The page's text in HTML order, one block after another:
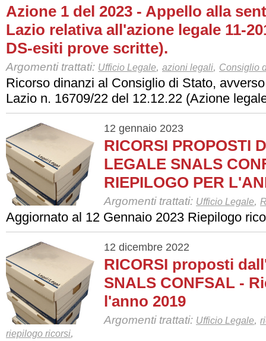
Azione 1 del 2023 - Appello alla
Lazio relativa all'azione legale 11-
DS-esiti prove scritte).
Argomenti trattati: Ufficio Legale, azioni legali, Consiglio
Ricorso dinanzi al Consiglio di Stato,
Lazio n. 16709/22 del 12.12.22 (Azione
12 gennaio 2023
RICORSI PROPOSTI
LEGALE SNALS
RIEPILOGO PER
Argomenti trattati: Ufficio Legale,
Aggiornato al 12 Gennaio 2023 Riepilogo
12 dicembre 2022
RICORSI proposti
SNALS CONFSAL -
l'anno 2019
Argomenti trattati: Ufficio Legale,
riepilogo ricorsi,